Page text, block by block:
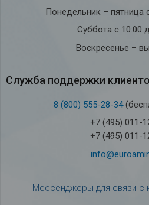
Понедельник – пятница
Суббота с 10:00
Воскресенье –
Служба под­держки
8 (800) 555-28-34
+7 (495) 011-
+7 (495) 011-
Мессенджеры для связи с